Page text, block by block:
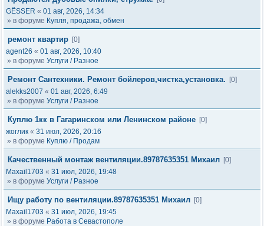
GЁSSER « 01 авг, 2026, 14:34
» в форуме Купля, продажа, обмен
ремонт квартир [0]
agent26 « 01 авг, 2026, 10:40
» в форуме Услуги / Разное
Ремонт Сантехники. Ремонт бойлеров,чистка,установка.
[0]
alekks2007 « 01 авг, 2026, 6:49
» в форуме Услуги / Разное
Куплю 1кк в Гагаринском или Ленинском районе [0]
жоглик « 31 июл, 2026, 20:16
» в форуме Куплю / Продам
Качественный монтаж вентиляции.89787635351 Михаил [0]
Maxail1703 « 31 июл, 2026, 19:48
» в форуме Услуги / Разное
Ищу работу по вентиляции.89787635351 Михаил [0]
Maxail1703 « 31 июл, 2026, 19:45
» в форуме Работа в Севастополе